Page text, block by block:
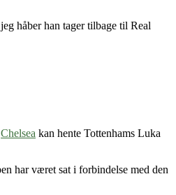
håber han tager tilbage til Real
Chelsea kan hente Tottenhams Luka
har været sat i forbindelse med den